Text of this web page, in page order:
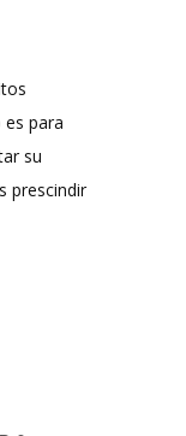
es para
su
prescindir